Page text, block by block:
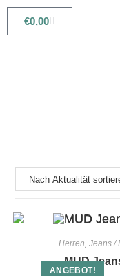
€0,00
ANGEBOT!
Herren, Jeans /
MUD